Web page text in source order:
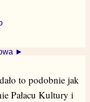
►
to podobnie jak
Pałacu Kultury i